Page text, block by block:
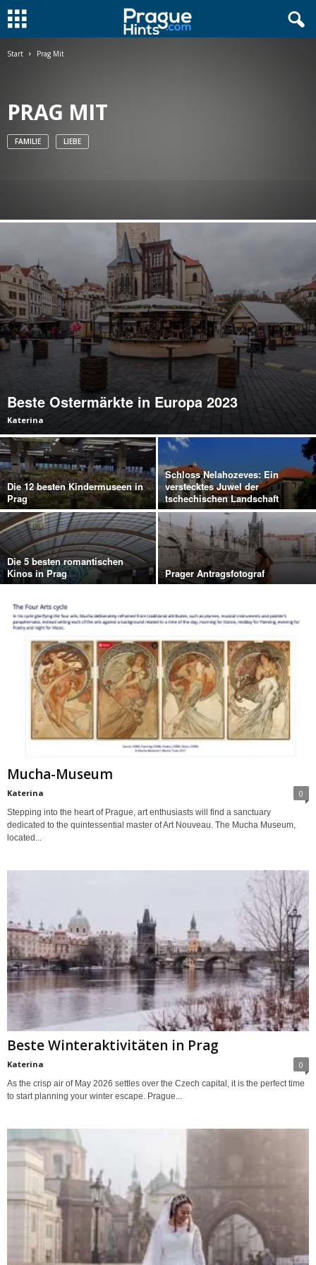
Start Prag Mit
PRAG MIT
FAMILIE LIEBE
Beste Ostermärkte in Europa 2023
Katerina
Die 12 besten Kindermuseen in
Prag
Schloss Nelahozeves: Ein
verstecktes Juwel der
tschechischen Landschaft
Die 5 besten romantischen
Kinos in Prag
Prager Antragsfotograf
Mucha-Museum
Katerina 0
Stepping into the heart of Prague, art enthusiasts will find a sanctuary
dedicated to the quintessential master of Art Nouveau. The Mucha Museum,
located...
Beste Winteraktivitäten in Prag
Katerina 0
As the crisp air of May 2026 settles over the Czech capital, it is the perfect time
to start planning your winter escape. Prague...